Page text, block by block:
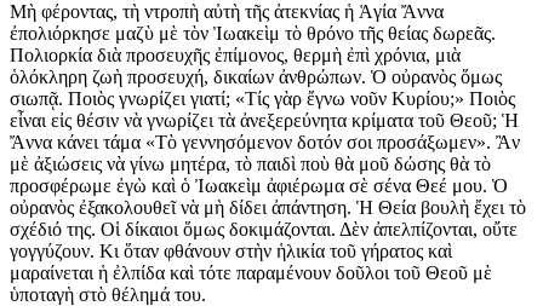
Μὴ φέροντας, τὴ ντροπὴ αὐτὴ τῆς ἀτεκνίας ἡ Ἁγία Ἄννα
ἐπολιόρκησε μαζὺ μὲ τὸν Ἰωακεὶμ τὸ θρόνο τῆς θείας δωρεᾶς.
Πολιορκία διὰ προσευχῆς ἐπίμονος, θερμὴ ἐπὶ χρόνια, μιὰ
ὁλόκληρη ζωὴ προσευχή, δικαίων ἀνθρώπων. Ὁ οὐρανὸς ὅμως
σιωπᾷ. Ποιὸς γνωρίζει γιατί; «Τίς γὰρ ἔγνω νοῦν Κυρίου;» Ποιὸς
εἶναι εἰς θέσιν νὰ γνωρίζει τὰ ἀνεξερεύνητα κρίματα τοῦ Θεοῦ; Ἡ
Ἄννα κάνει τάμα «Τὸ γεννησόμενον δοτόν σοι προσάξωμεν». Ἂν
μὲ ἀξιώσεις νὰ γίνω μητέρα, τὸ παιδὶ ποὺ θὰ μοῦ δώσης θὰ τὸ
προσφέρωμε ἐγὼ καὶ ὁ Ἰωακεὶμ ἀφιέρωμα σὲ σένα Θεέ μου. Ὁ
οὐρανὸς ἐξακολουθεῖ νὰ μὴ δίδει ἀπάντηση. Ἡ Θεία βουλὴ ἔχει τὸ
σχέδιό της. Οἱ δίκαιοι ὅμως δοκιμάζονται. Δὲν ἀπελπίζονται, οὔτε
γογγύζουν. Κι ὅταν φθάνουν στὴν ἡλικία τοῦ γήρατος καὶ
μαραίνεται ἡ ἐλπίδα καὶ τότε παραμένουν δοῦλοι τοῦ Θεοῦ μὲ
ὑποταγὴ στὸ θέλημά του.